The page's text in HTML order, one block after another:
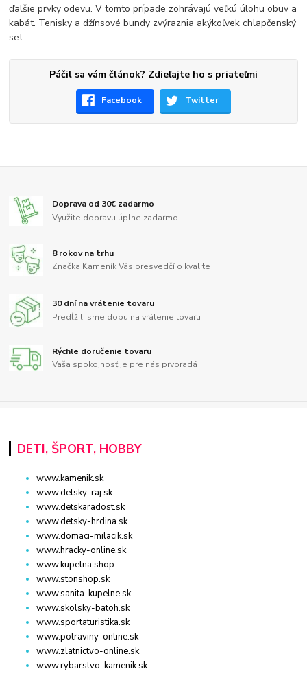
ďalšie prvky odevu. V tomto prípade zohrávajú veľkú úlohu obuv a
kabát. Tenisky a džínsové bundy zvýraznia akýkoľvek chlapčenský
set.
Páčil sa vám článok? Zdieľajte ho s priateľmi
Facebook Twitter
Doprava od 30€ zadarmo
Využite dopravu úplne zadarmo
8 rokov na trhu
Značka Kameník Vás presvedčí o kvalite
30 dní na vrátenie tovaru
Predĺžili sme dobu na vrátenie tovaru
Rýchle doručenie tovaru
Vaša spokojnosť je pre nás prvoradá
DETI, ŠPORT, HOBBY
www.kamenik.sk
www.detsky-raj.sk
www.detskaradost.sk
www.detsky-hrdina.sk
www.domaci-milacik.sk
www.hracky-online.sk
www.kupelna.shop
www.stonshop.sk
www.sanita-kupelne.sk
www.skolsky-batoh.sk
www.sportaturistika.sk
www.potraviny-online.sk
www.zlatnictvo-online.sk
www.rybarstvo-kamenik.sk